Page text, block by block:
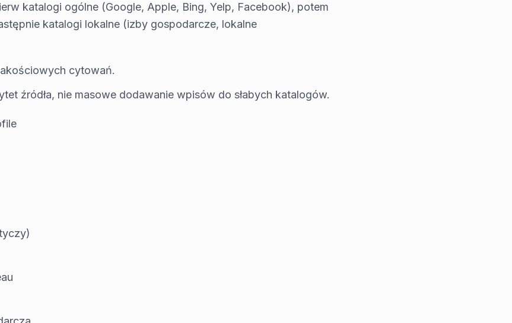
katalogi ogólne (Google, Apple, Bing, Yelp, Facebook), potem
katalogi lokalne (izby gospodarcze, lokalne
cytowań.
źródła, nie masowe dodawanie wpisów do słabych katalogów.